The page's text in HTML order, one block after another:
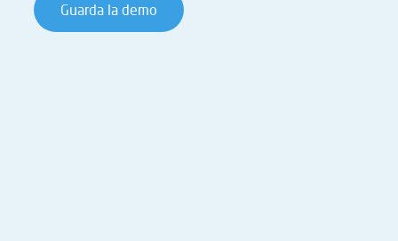
Guarda la demo